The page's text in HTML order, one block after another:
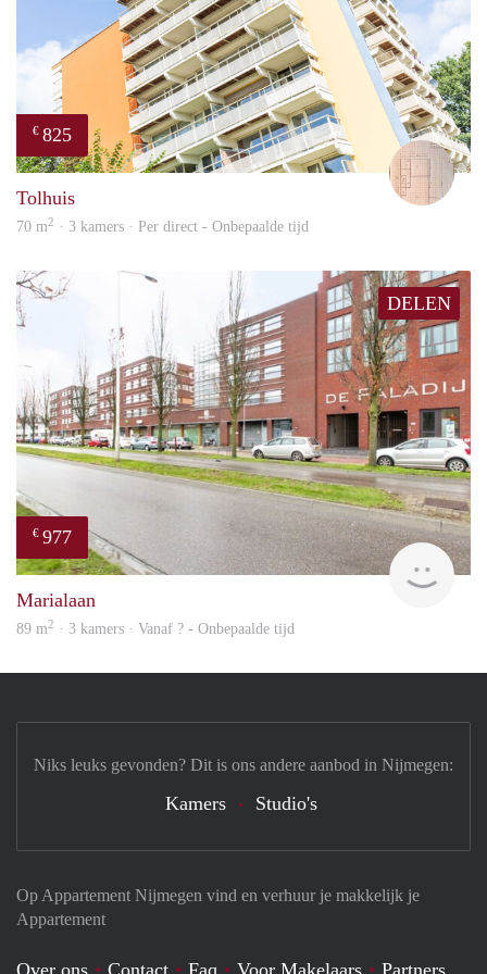
€ 825
Willy
Tolhuis
70 m2 · 3 kamers · Per direct - Onbepaalde tijd
DELEN
€ 977
Marialaan
89 m2 · 3 kamers · Vanaf ? - Onbepaalde tijd
Op Appartement Nijmegen vind en verhuur je makkelijk je
Appartement
Over ons Contact Faq Voor Makelaars Partners
Niks leuks gevonden? Dit is ons andere aanbod in Nijmegen:
Kamers Studio's